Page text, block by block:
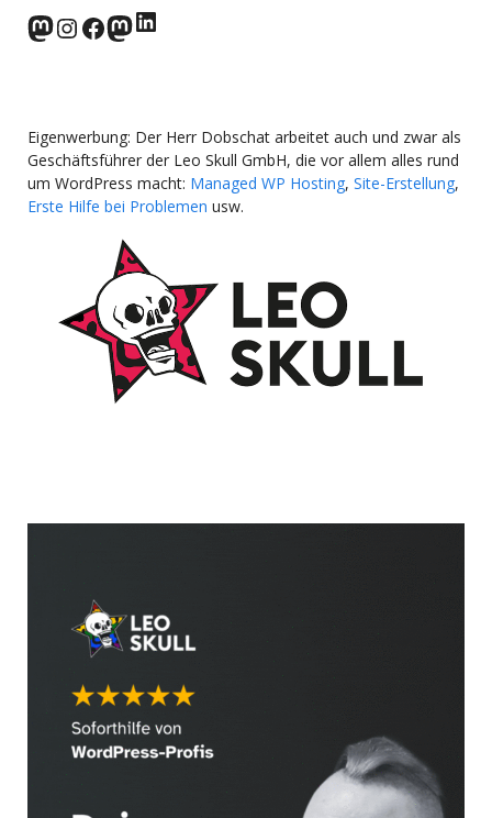
norden.social
Instagram
Facebook
wp-punks.social
LinkedIn
Eigenwerbung: Der Herr Dobschat arbeitet auch und zwar als
Geschäftsführer der Leo Skull GmbH, die vor allem alles rund
um WordPress macht: Managed WP Hosting, Site-Erstellung,
Erste Hilfe bei Problemen usw.